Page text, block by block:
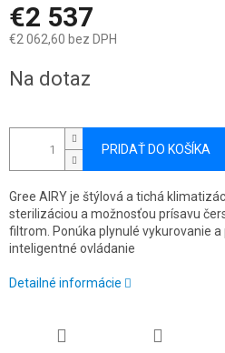
€2 537
€2 062,60 bez DPH
cena:
Na dotaz
PRIDAŤ DO KOŠÍKA
Gree AIRY je štýlová a tichá
sterilizáciou a možnosťou prísavu
filtrom. Ponúka plynulé vykurovanie
inteligentné ovládanie
Detailné informácie